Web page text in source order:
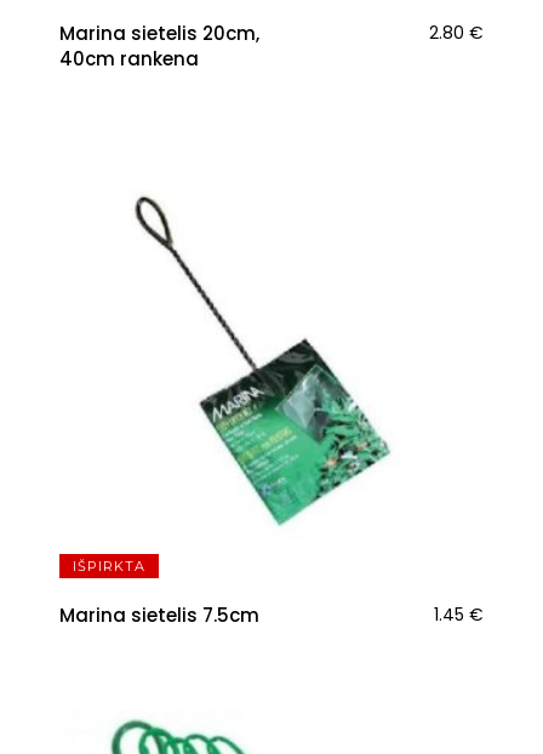
Marina sietelis 20cm,
40cm rankena
2.80 €
IŠPIRKTA
Marina sietelis 7.5cm 1.45 €